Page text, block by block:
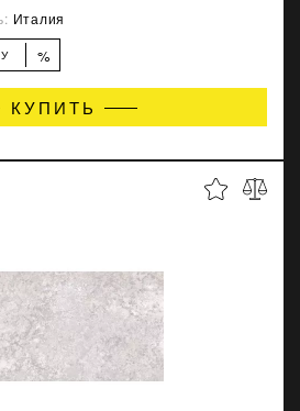
Италия
%
КУПИТЬ